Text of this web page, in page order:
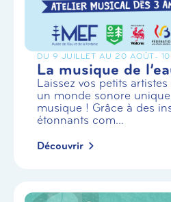
DU 9 JUILLET AU 20 AOÛT-
La musique de
Laissez vos petits
un monde sonore
musique ! Grâce à des
étonnants com...
Découvrir